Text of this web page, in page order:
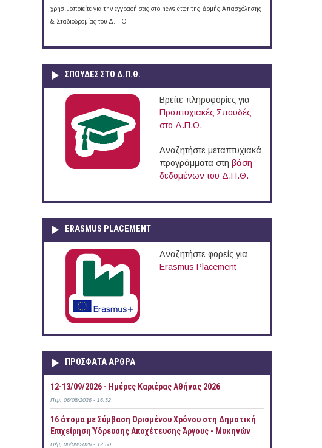
χρησιμοποιείτε για την εγγραφή σας στο newsletter της Δομής Απασχόλησης
& Σταδιοδρομίας του Δ.Π.Θ.
ΣΠΟΥΔΈΣ ΣΤΟ Δ.Π.Θ.
Βρείτε πληροφορίες για
Προπτυχιακές Σπουδές
στο Δ.Π.Θ.
Αναζητήστε μεταπτυχιακά
προγράμματα στη βάση
δεδομένων του Δ.Π.Θ.
ERASMUS PLACEMENT
Αναζητήστε φορείς για
Erasmus Placement
ΠΡOΣΦΑΤΑ AΡΘΡΑ
12-13/09/2026 - Ημέρες Καριέρας Αθήνας 2026
Πέμ, 06/08/2026 - 16:32
16 άτομα με Σύμβαση Ορισμένου Χρόνου στη Δημοτική
Επιχείρηση Ύδρευσης Αποχέτευσης Άργους - Μυκηνών
Πέμ, 06/08/2026 - 12:50